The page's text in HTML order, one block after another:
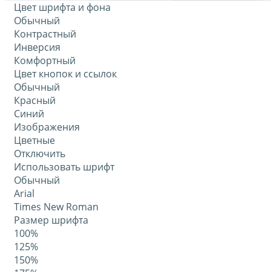
Цвет шрифта и фона
Обычный
Контрастный
Инверсия
Комфортный
Цвет кнопок и ссылок
Обычный
Красный
Синий
Изображения
Цветные
Отключить
Использовать шрифт
Обычный
Arial
Times New Roman
Размер шрифта
100%
125%
150%